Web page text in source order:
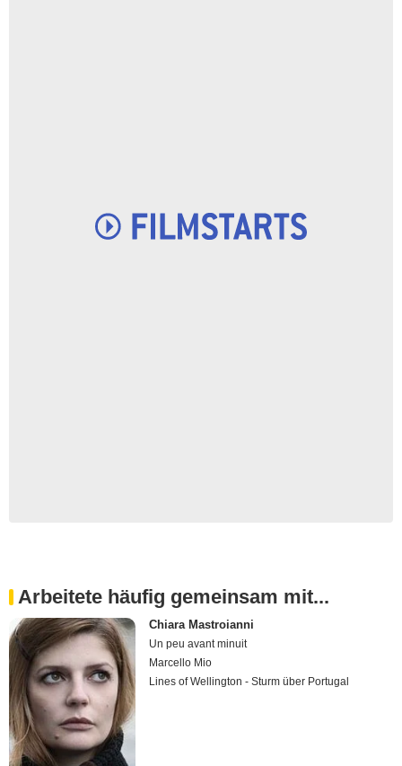
Arbeitete häufig gemeinsam mit...
Chiara Mastroianni
Un peu avant minuit
Marcello Mio
Lines of Wellington - Sturm über Portugal